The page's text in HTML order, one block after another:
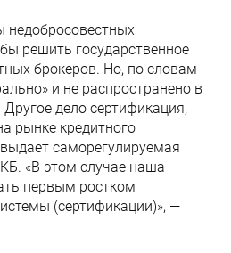
недобросовестных
решить государственное
брокеров. Но, по словам
и не распространено в
дело сертификация,
рынке кредитного
саморегулируемая
«В этом случае наша
первым ростком
(сертификации)», —